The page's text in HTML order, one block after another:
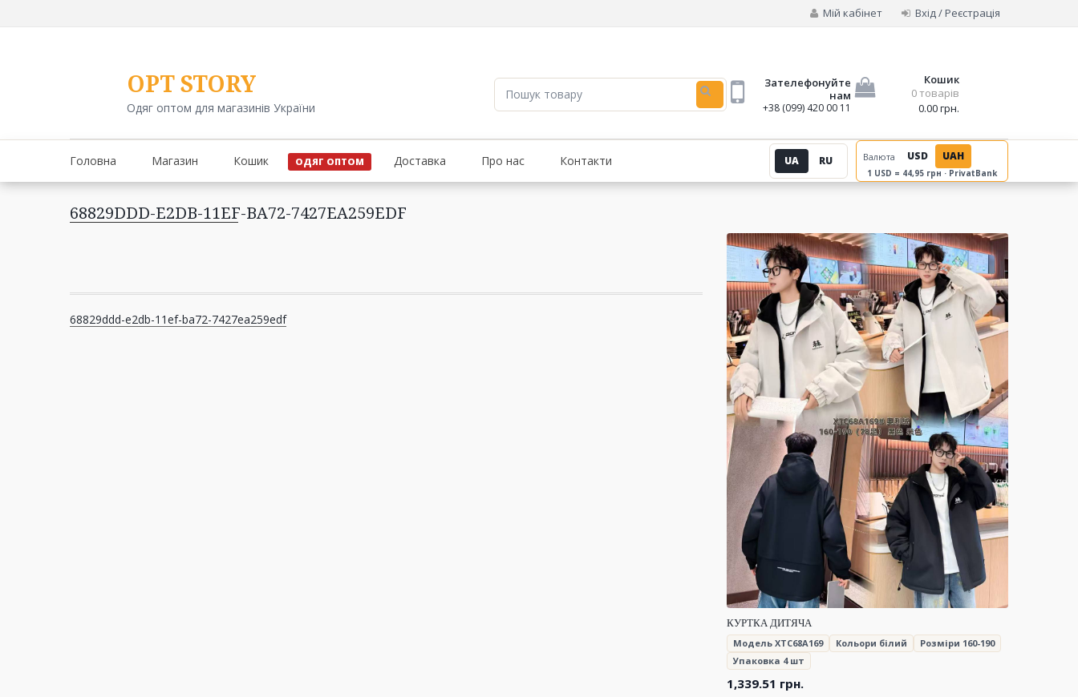
Мій кабінет Вхід / Реєстрація
OPT STORY
Одяг оптом для магазинів України
Пошук
Зателефонуйте
нам
+38 (099) 420 00 11
Кошик
0 товарів
0.00 грн.
Головна Магазин Кошик ОДЯГ ОПТОМ Доставка Про нас Контакти UA RU Валюта USD UAH
1 USD = 44,95 грн · PrivatBank
68829DDD-E2DB-11EF-BA72-7427EA259EDF
68829ddd-e2db-11ef-ba72-7427ea259edf
КУРТКА ДИТЯЧА
Модель XTC68A169
Кольори білий
Розміри 160-190
Упаковка 4 шт
1,339.51 грн.